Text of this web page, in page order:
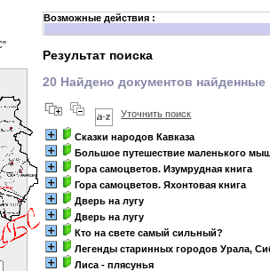
Возможные действия :
Результат поиска
20 Найдено документов
Уточнить поиск
Сказки народов Кавказа
Большое путешествие маленького
Гора самоцветов. Изумрудная книга
Гора самоцветов. Яхонтовая книга
Дверь на лугу
Дверь на лугу
Кто на свете самый сильный?
Легенды старинных городов Урала,
Лиса - плясунья